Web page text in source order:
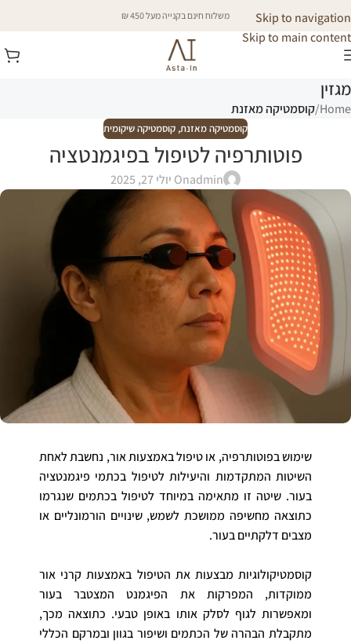
Skip to navigation
Skip to main content
משלוח חינם בקנייה מעל 450 ₪
מגזין
Home
/קוסמטיקה מאזנת
קוסמטיקה מאזנת, קוסמטיקה שיקומית
פוטותרפיה לטיפול בפיגמנטציה
adminOn יולי 27, 2025
שימוש בפוטותרפיה, או טיפול באמצעות אור, נחשבת לאחת
השיטות המתקדמות והיעילות לטיפול בכתמי פיגמנטציה
בעור. שיטה זו מתאימה במיוחד לטיפול בכתמים שנגרמו
כתוצאה מחשיפה ממושכת לשמש, שינויים הורמונליים או
מצבים דלקתיים בעור.
קוסמטיקולוגיות מבצעות את הטיפול באמצעות קרני אור
ממוקדות, המפרקות את הפיגמנט המצטבר בעור
ומאפשרות לגוף לסלק אותו באופן טבעי. כתוצאה מכך,
מתקבלת הבהרה של הכתמים ושיפור בגוון ובמרקם הכללי